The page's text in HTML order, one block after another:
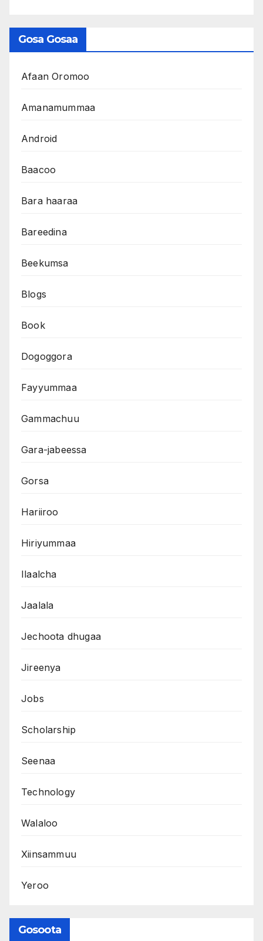
Gosa Gosaa
Afaan Oromoo
Amanamummaa
Android
Baacoo
Bara haaraa
Bareedina
Beekumsa
Blogs
Book
Dogoggora
Fayyummaa
Gammachuu
Gara-jabeessa
Gorsa
Hariiroo
Hiriyummaa
Ilaalcha
Jaalala
Jechoota dhugaa
Jireenya
Jobs
Scholarship
Seenaa
Technology
Walaloo
Xiinsammuu
Yeroo
Gosoota